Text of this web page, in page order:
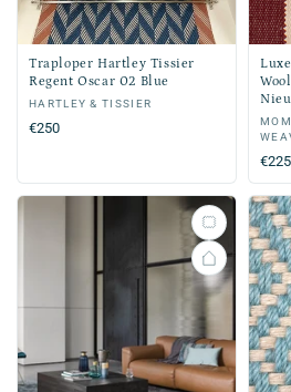
Traploper Hartley Tissier
Regent Oscar 02 Blue
Verkoper:
HARTLEY & TISSIER
Normale
€250
prijs
€225